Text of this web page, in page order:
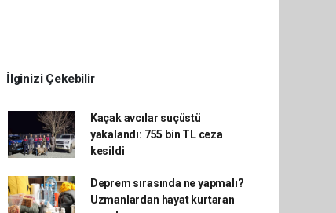
İlginizi Çekebilir
Kaçak avcılar suçüstü
yakalandı: 755 bin TL ceza
kesildi
Deprem sırasında ne yapmalı?
Uzmanlardan hayat kurtaran